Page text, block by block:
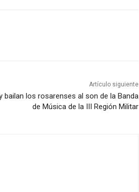
Artículo siguiente
bailan los rosarenses al son de la Banda
de Música de la III Región Militar